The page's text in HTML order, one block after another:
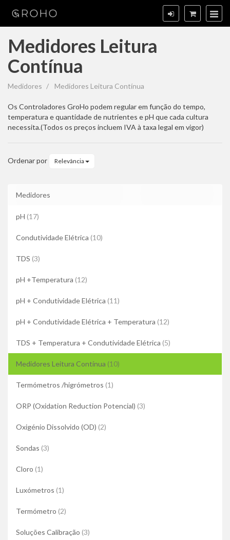
Medidores Leitura
Contínua
Medidores
Leitura
Contínua
Medidores Medidores Leitura Contínua
Os Controladores GroHo podem regular em função do tempo,
temperatura e quantidade de nutrientes e pH que cada cultura
necessita.(Todos os preços incluem IVA à taxa legal em vigor)
Ordenar por Relevância
Medidores
pH (17)
Condutividade Elétrica (10)
TDS (3)
pH +Temperatura (12)
pH + Condutividade Elétrica (11)
pH + Condutividade Elétrica + Temperatura (12)
TDS + Temperatura + Condutividade Elétrica (5)
Medidores Leitura Contínua (10)
Termómetros /higrómetros (1)
ORP (Oxidation Reduction Potencial) (3)
Oxigénio Dissolvido (OD) (2)
Sondas (3)
Cloro (1)
Luxómetros (1)
Termómetro (2)
Soluções Calibração (3)